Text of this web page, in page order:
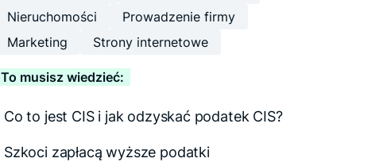
Nieruchomości
Prowadzenie firmy
Marketing
Strony internetowe
To musisz wiedzieć:
Co to jest CIS i jak odzyskać podatek CIS?
Szkoci zapłacą wyższe podatki